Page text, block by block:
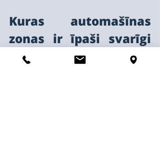
Kuras automašīnas
zonas ir īpaši svarīgi
aizsargāt